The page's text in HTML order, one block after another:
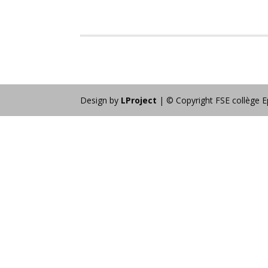
Design by LProject | © Copyright FSE collège